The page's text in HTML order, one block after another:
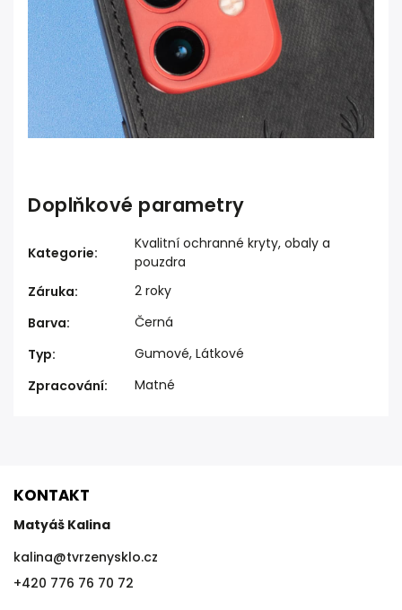
Doplňkové parametry
Kategorie:
Kvalitní ochranné kryty, obaly a
pouzdra
Záruka:
2 roky
Barva:
Černá
Typ:
Gumové, Látkové
Zpracování: Matné
KONTAKT
Matyáš Kalina
kalina@tvrzenysklo.cz
+420 776 76 70 72